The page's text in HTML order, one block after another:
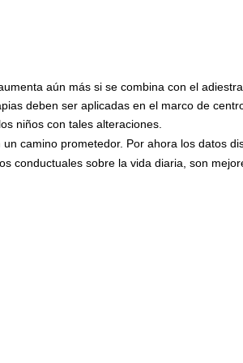
aún más si se combina con el
deben ser aplicadas en el marco de
niños con tales alteraciones.
camino prometedor. Por ahora los datos
conductuales sobre la vida diaria, son